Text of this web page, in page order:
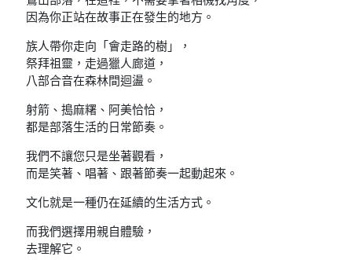
因為你正站在故事正在發生的地方。
族人帶你走向「會走路的樹」，
祭拜祖靈，走過獵人廊道，
八部合音在森林間迴盪。
射箭、搗麻糬、阿美恰恰，
都是部落生活的日常節奏。
我們不讓您只是坐著觀看，
而是笑著、唱著、跟著節奏一起動起來。
文化就是一種仍在延續的生活方式。
而我們選擇用親自體驗，
去理解它。